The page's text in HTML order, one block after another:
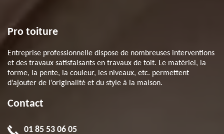
Pro toiture
Entreprise professionnelle dispose de nombreuses interventions
et des travaux satisfaisants en travaux de toit. Le matériel, la
forme, la pente, la couleur, les niveaux, etc. permettent
d’ajouter de l’originalité et du style à la maison.
Contact
01 85 53 06 05